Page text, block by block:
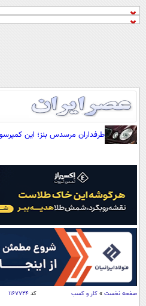
صفحه
آرشیو
نظرسنجی
آب و هوا
اوقات
سواد
اقتصاد
طرفداران مرسدس بنز؛ این
صفحه نخست » کار و کسب کد ۱۱۶۷۷۲۴